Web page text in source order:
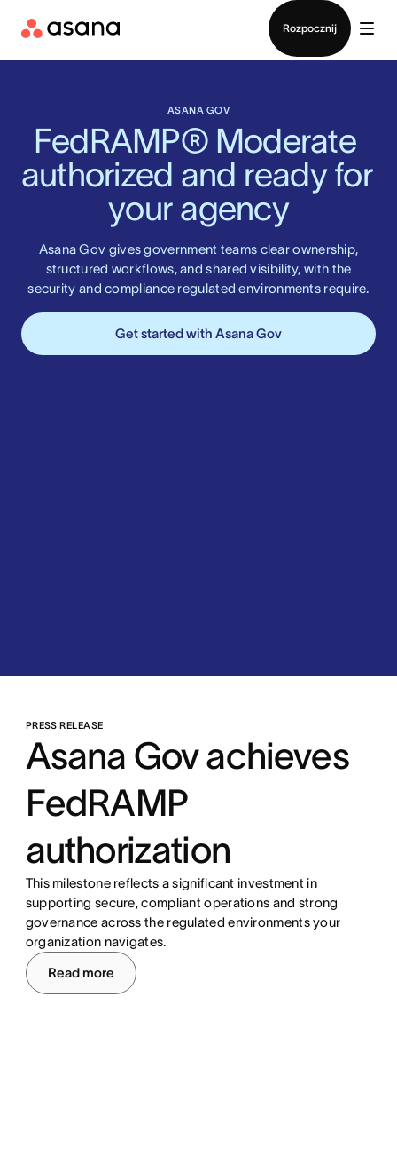
Rozpocznij
ASANA GOV
FedRAMP® Moderate
authorized and ready for
your agency
Asana Gov gives government teams clear ownership,
structured workflows, and shared visibility, with the
security and compliance regulated environments require.
Get started with Asana Gov
PRESS RELEASE
Asana Gov achieves
FedRAMP
authorization
This milestone reflects a significant investment in
supporting secure, compliant operations and strong
governance across the regulated environments your
organization navigates.
Read more